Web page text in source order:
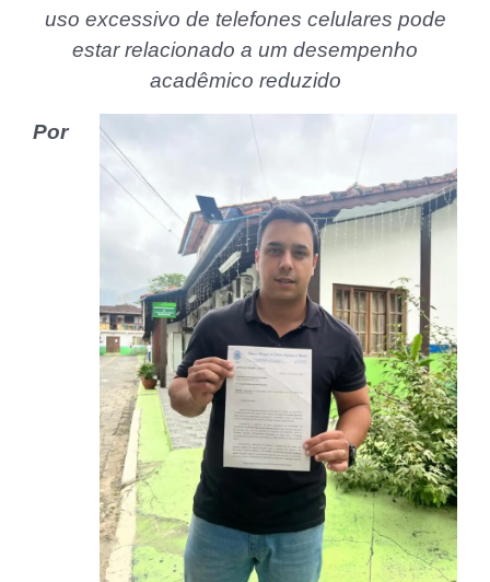
uso excessivo de telefones celulares pode
estar relacionado a um desempenho
acadêmico reduzido
Por